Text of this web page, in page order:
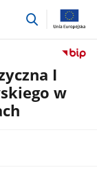
przejdź
I
w